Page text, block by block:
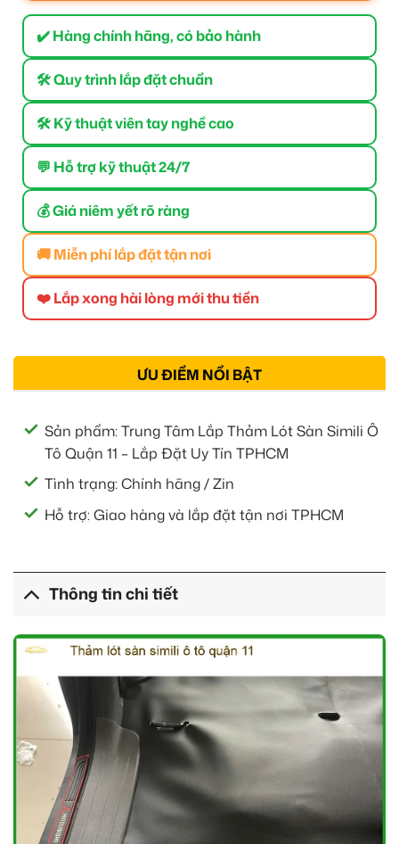
✔️ Hàng chính hãng, có bảo hành
🛠 Quy trình lắp đặt chuẩn
🛠 Kỹ thuật viên tay nghề cao
💬 Hỗ trợ kỹ thuật 24/7
💰 Giá niêm yết rõ ràng
🚚 Miễn phí lắp đặt tận nơi
❤️ Lắp xong hài lòng mới thu tiền
ƯU ĐIỂM NỔI BẬT
Sản phẩm: Trung Tâm Lắp Thảm Lót Sàn Simili Ô
Tô Quận 11 – Lắp Đặt Uy Tín TPHCM
Tình trạng: Chính hãng / Zin
Hỗ trợ: Giao hàng và lắp đặt tận nơi TPHCM
Thông tin chi tiết